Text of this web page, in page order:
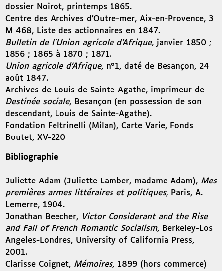
dossier Noirot, printemps 1865.
Centre des Archives d’Outre-mer, Aix-en-Provence, 3
M 468, Liste des actionnaires en 1847.
Bulletin de l’Union agricole d’Afrique, janvier 1850 ;
1856 ; 1865 à 1870 ; 1871.
Union agricole d’Afrique, n°1, daté de Besançon, 24
août 1847.
Archives de Louis de Sainte-Agathe, imprimeur de
Destinée sociale, Besançon (en possession de son
descendant, Louis de Sainte-Agathe).
Fondation Feltrinelli (Milan), Carte Varie, Fonds
Boutet, XV-220
Bibliographie
Juliette Adam (Juliette Lamber, madame Adam), Mes
premières armes littéraires et politiques, Paris, A.
Lemerre, 1904.
Jonathan Beecher, Victor Considerant and the Rise
and Fall of French Romantic Socialism, Berkeley-Los
Angeles-Londres, University of California Press,
2001.
Clarisse Coignet, Mémoires, 1899 (hors commerce)